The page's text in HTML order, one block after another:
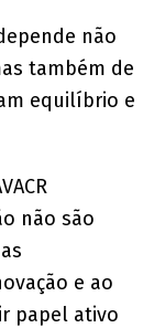
não
também de
equilíbrio e
não são
e ao
papel ativo